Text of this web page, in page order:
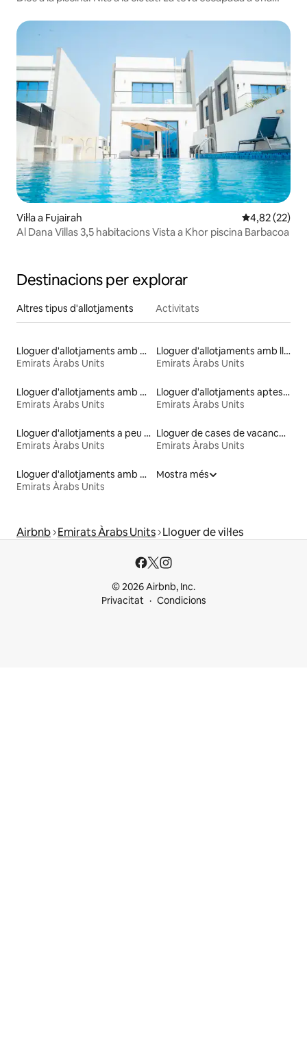
Vil·la a Fujairah 4,82 de
4,82 (22)
Al Dana Villas 3,5 habitacions Vista a Khor piscina Barbacoa
Destinacions per explorar
Altres tipus d'allotjaments Activitats
Lloguer d'allotjaments amb piscina
Emirats Àrabs Units
Lloguer d'allotjaments amb llit d'alçada accessible
Emirats Àrabs Units
Lloguer d'allotjaments amb banyera d'hidromassatge
Emirats Àrabs Units
Lloguer d'allotjaments aptes per a animals de companyia
Emirats Àrabs Units
Lloguer d'allotjaments a peu de platja
Emirats Àrabs Units
Lloguer de cases de vacances
Emirats Àrabs Units
Lloguer d'allotjaments amb accés a la platja
Emirats Àrabs Units
Mostra més
Airbnb Emirats Àrabs Units Lloguer de vil·les
© 2026 Airbnb, Inc.
Privacitat
Condicions